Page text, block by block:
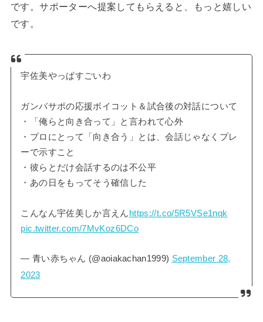
です。サポーターへ提案してもらえると、もっと嬉しい
です。
宇佐美やっぱすごいわ
ガンバサポの応援ボイコット＆試合後の対話について
・「俺らと向き合って」と言われて心外
・プロにとって「向き合う」とは、会話じゃなくプレ
ーで示すこと
・彼らとだけ会話するのは不公平
・あの日をもってそう確信した
こんなん宇佐美しか言えん https://t.co/5R5VSe1nqk
pic.twitter.com/7MvKoz6DCo
— 青い赤ちゃん (@aoiakachan1999) September 28,
2023